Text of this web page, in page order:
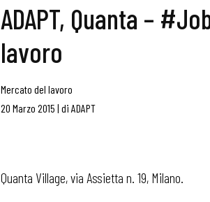
ADAPT, Quanta –
lavoro
Mercato del lavoro
20 Marzo 2015 | di ADAPT
Quanta Village, via Assietta n. 19, Milano.